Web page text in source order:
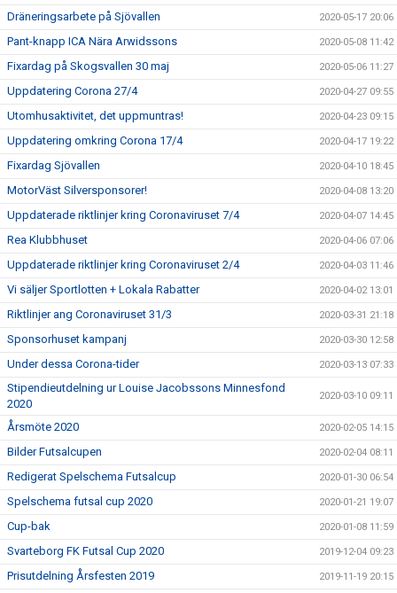
Dräneringsarbete på Sjövallen 2020-05-17 20:06
Pant-knapp ICA Nära Arwidssons 2020-05-08 11:42
Fixardag på Skogsvallen 30 maj 2020-05-06 11:27
Uppdatering Corona 27/4 2020-04-27 09:55
Utomhusaktivitet, det uppmuntras! 2020-04-23 09:15
Uppdatering omkring Corona 17/4 2020-04-17 19:22
Fixardag Sjövallen 2020-04-10 18:45
MotorVäst Silversponsorer! 2020-04-08 13:20
Uppdaterade riktlinjer kring Coronaviruset 7/4 2020-04-07 14:45
Rea Klubbhuset 2020-04-06 07:06
Uppdaterade riktlinjer kring Coronaviruset 2/4 2020-04-03 11:46
Vi säljer Sportlotten + Lokala Rabatter 2020-04-02 13:01
Riktlinjer ang Coronaviruset 31/3 2020-03-31 21:18
Sponsorhuset kampanj 2020-03-30 12:58
Under dessa Corona-tider 2020-03-13 07:33
Stipendieutdelning ur Louise Jacobssons Minnesfond
2020
2020-03-10 09:11
Årsmöte 2020 2020-02-05 14:15
Bilder Futsalcupen 2020-02-04 08:11
Redigerat Spelschema Futsalcup 2020-01-30 06:54
Spelschema futsal cup 2020 2020-01-21 19:07
Cup-bak 2020-01-08 11:59
Svarteborg FK Futsal Cup 2020 2019-12-04 09:23
Prisutdelning Årsfesten 2019 2019-11-19 20:15